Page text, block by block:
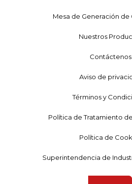
Mesa de Generación de
Nuestros
Contáctenos
Aviso de
Términos y
Política de Tratamiento
Política de
Superintendencia de